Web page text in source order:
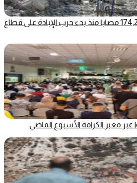
73,384 شهيدا و174,242 مصابا منذ بدء حرب الإبادة على قطاع